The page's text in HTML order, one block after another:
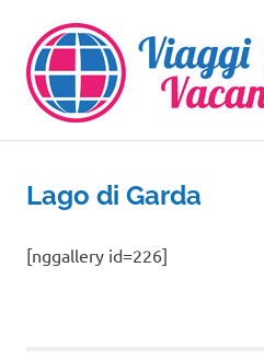
contenuto
Lago di Garda
[nggallery id=226]